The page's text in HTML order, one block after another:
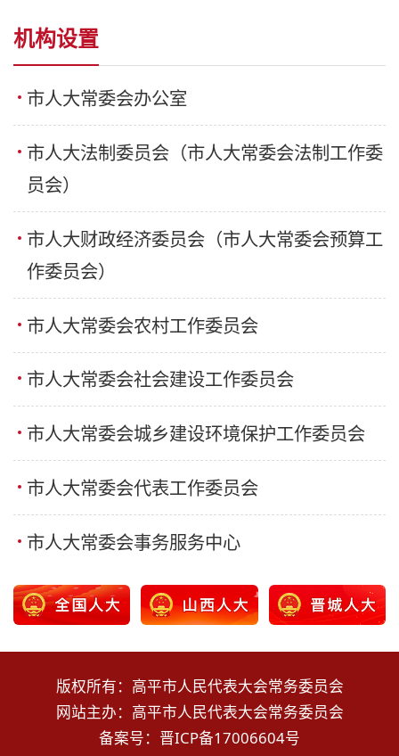
机构设置
市人大常委会办公室
市人大法制委员会（市人大常委会法制工作委
员会）
市人大财政经济委员会（市人大常委会预算工
作委员会）
市人大常委会农村工作委员会
市人大常委会社会建设工作委员会
市人大常委会城乡建设环境保护工作委员会
市人大常委会代表工作委员会
市人大常委会事务服务中心
版权所有：高平市人民代表大会常务委员会
网站主办：高平市人民代表大会常务委员会
备案号： 晋ICP备17006604号